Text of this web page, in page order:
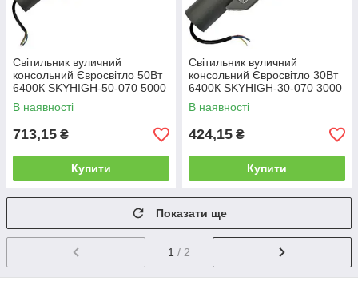
Світильник вуличний
консольний Євросвітло 50Вт
6400К SKYHIGH-50-070 5000
Лм
В наявності
713,15 ₴
Купити
Світильник вуличний
консольний Євросвітло 30Вт
6400К SKYHIGH-30-070 3000
Лм
В наявності
424,15 ₴
Купити
Показати ще
1 / 2